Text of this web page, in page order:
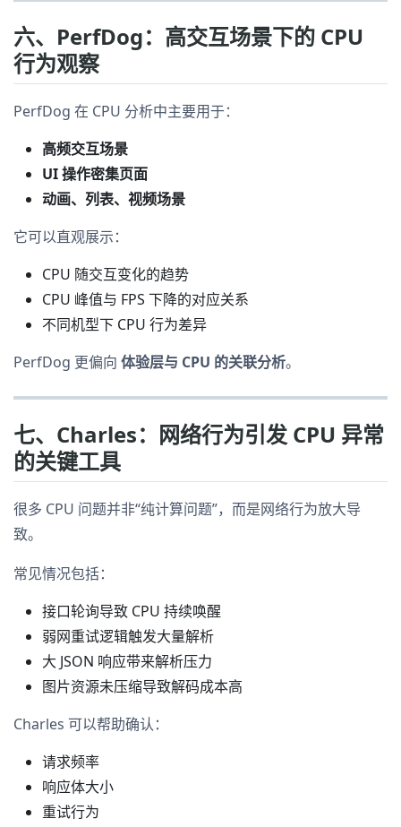
六、PerfDog：高交互场景下的 CPU
行为观察
PerfDog 在 CPU 分析中主要用于：
高频交互场景
UI 操作密集页面
动画、列表、视频场景
它可以直观展示：
CPU 随交互变化的趋势
CPU 峰值与 FPS 下降的对应关系
不同机型下 CPU 行为差异
PerfDog 更偏向 体验层与 CPU 的关联分析。
七、Charles：网络行为引发 CPU 异常
的关键工具
很多 CPU 问题并非“纯计算问题”，而是网络行为放大导
致。
常见情况包括：
接口轮询导致 CPU 持续唤醒
弱网重试逻辑触发大量解析
大 JSON 响应带来解析压力
图片资源未压缩导致解码成本高
Charles 可以帮助确认：
请求频率
响应体大小
重试行为